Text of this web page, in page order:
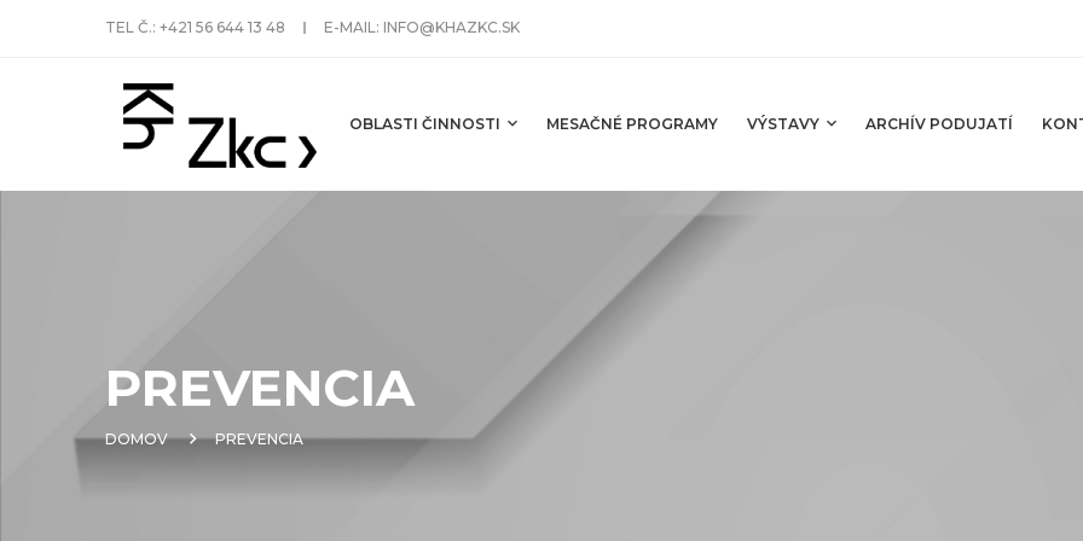
TEL Č.: +421 56 644 13 48 E-MAIL: INFO@KHAZKC.SK
OBLASTI ČINNOSTI MESAČNÉ PROGRAMY VÝSTAVY ARCHÍV PODUJATÍ
PREVENCIA
DOMOV PREVENCIA